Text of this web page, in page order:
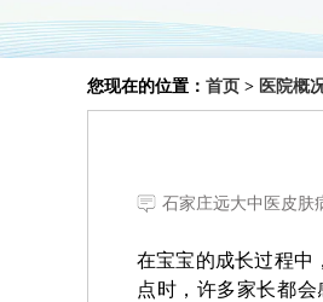
您现在的位置： 首页 > 医院概
石家庄远大中医皮肤
在宝宝的成长过程中
点时，许多家长都